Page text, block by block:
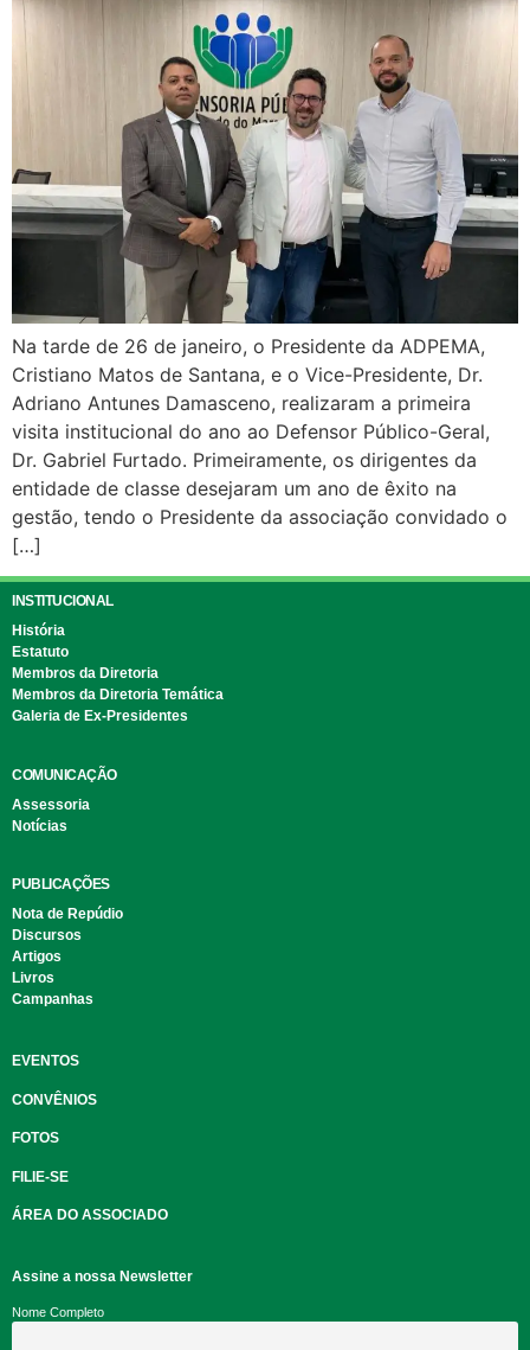
Na tarde de 26 de janeiro, o Presidente da ADPEMA,
Cristiano Matos de Santana, e o Vice-Presidente, Dr.
Adriano Antunes Damasceno, realizaram a primeira
visita institucional do ano ao Defensor Público-Geral,
Dr. Gabriel Furtado. Primeiramente, os dirigentes da
entidade de classe desejaram um ano de êxito na
gestão, tendo o Presidente da associação convidado o
[…]
INSTITUCIONAL
História
Estatuto
Membros da Diretoria
Membros da Diretoria Temática
Galeria de Ex-Presidentes
COMUNICAÇÃO
Assessoria
Notícias
PUBLICAÇÕES
Nota de Repúdio
Discursos
Artigos
Livros
Campanhas
EVENTOS
CONVÊNIOS
FOTOS
FILIE-SE
ÁREA DO ASSOCIADO
Assine a nossa Newsletter
Nome Completo